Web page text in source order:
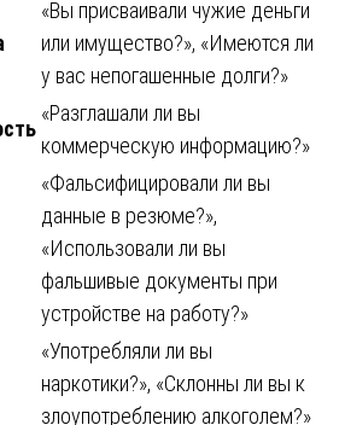
«Вы присваивали чужие деньги
или имущество?», «Имеются ли
у вас непогашенные долги?»
«Разглашали ли вы
коммерческую информацию?»
«Фальсифицировали ли вы
данные в резюме?»,
«Использовали ли вы
фальшивые документы при
устройстве на работу?»
«Употребляли ли вы
наркотики?», «Склонны ли вы к
злоупотреблению алкоголем?»